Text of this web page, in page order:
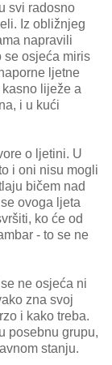
svi radosno
Iz obližnjeg
napravili
se osjeća miris
ljetne
liježe a
i u kući
o ljetini. U
i oni nisu mogli
bičem nad
ovoga ljeta
ko će od
- to se ne
ne osjeća ni
zna svoj
i kako treba.
posebnu grupu,
stanju.